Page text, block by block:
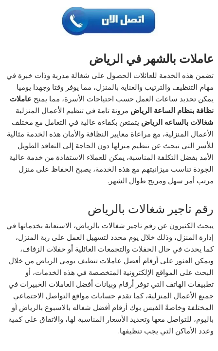
عاملات بالشهر في الرياض
تضمن هذه الخدمة للعائلات الحصول على شغالة مدربة وذات خبرة في
مهام التنظيف والترتيب والعناية بالمنزل، مما يوفر وقتا وجهدا يوميا
يمكن تحديد ساعات العمل حسب احتياجات الأسرة، مما يمنح عاملات
نظافة بنظام الساعة الرياض مرونة تامة في تنظيم الأعمال المنزلية
شغالات بالساعه الرياض يتمتعن بكفاءة عالية في التعامل مع مختلف
الأعمال المنزلية، مع مراعاة معايير النظافة والأمان هذه الخدمة مثالية
للأسر التي تبحث عن تنظيم منزلها دون الحاجة إلى التعاقد الطويل
الأمد بفضل التكلفة المناسبة، يمكن للعملاء الاستفادة من خدمة عالية
الجودة تناسب ميزانيتهم مع هذه الخدمة، يصبح الحفاظ على منزل
مرتب أمر سهل ومريح طوال الشهر.
رقم تاجير شغالات بالرياض
يبحث الكثيرون عن رقم تاجير شغالات بالرياض، الاستعانة بخدماتها في
إدارة المنزل، وذلك خلال يوم محدد لتسهيل العمل على ربة المنزل،
كما يحدث في حال الحفلات والتجمعات العائلية أو حفلات الزفاف،
ويمكن العثور على أرقام أفضل عاملات تنظيف يومي الرياض من خلال
البحث على المواقع الإلكترونية المتخصصة في هذه الخدمات، أو
تطبيقات الهاتف التي توفر أرقام وبيانات أفضل العاملات الخبيرات في
جميع الأعمال المنزلية، كما تقدم حسابات مواقع التواصل الاجتماعي
المختلفة وخاصةً الفيس بوك أرقام أفضل شغاله بالاسبوع بالرياض أو
باليوم، للتواصل معها وتحديد الأسعار المناسبة لها، والاتفاق على كمية
وعدد الأماكن التي يجب تنظيفها.